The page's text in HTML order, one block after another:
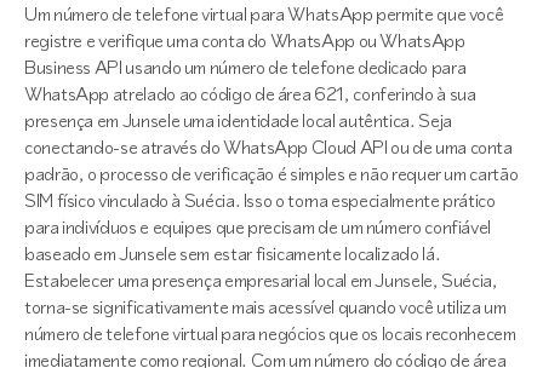
Um número de telefone virtual para WhatsApp permite que você
registre e verifique uma conta do WhatsApp ou WhatsApp
Business API usando um número de telefone dedicado para
WhatsApp atrelado ao código de área 621, conferindo à sua
presença em Junsele uma identidade local autêntica. Seja
conectando-se através do WhatsApp Cloud API ou de uma conta
padrão, o processo de verificação é simples e não requer um cartão
SIM físico vinculado à Suécia. Isso o torna especialmente prático
para indivíduos e equipes que precisam de um número confiável
baseado em Junsele sem estar fisicamente localizado lá.
Estabelecer uma presença empresarial local em Junsele, Suécia,
torna-se significativamente mais acessível quando você utiliza um
número de telefone virtual para negócios que os locais reconhecem
imediatamente como regional. Com um número do código de área